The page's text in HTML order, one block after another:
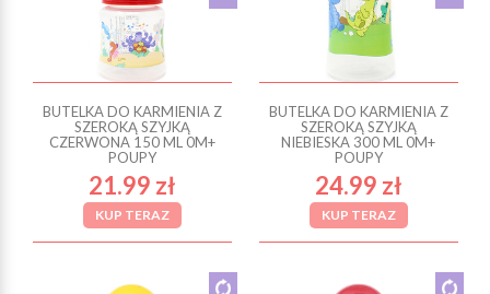
BUTELKA DO KARMIENIA Z
SZEROKĄ SZYJKĄ
CZERWONA 150 ML 0M+
POUPY
21.99 zł
KUP TERAZ
BUTELKA DO KARMIENIA Z
SZEROKĄ SZYJKĄ
NIEBIESKA 300 ML 0M+
POUPY
24.99 zł
KUP TERAZ